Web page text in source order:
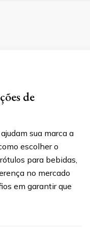
de
sua marca a
escolher o
para bebidas,
no mercado
em garantir que